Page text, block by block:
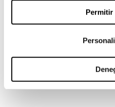
Permitir